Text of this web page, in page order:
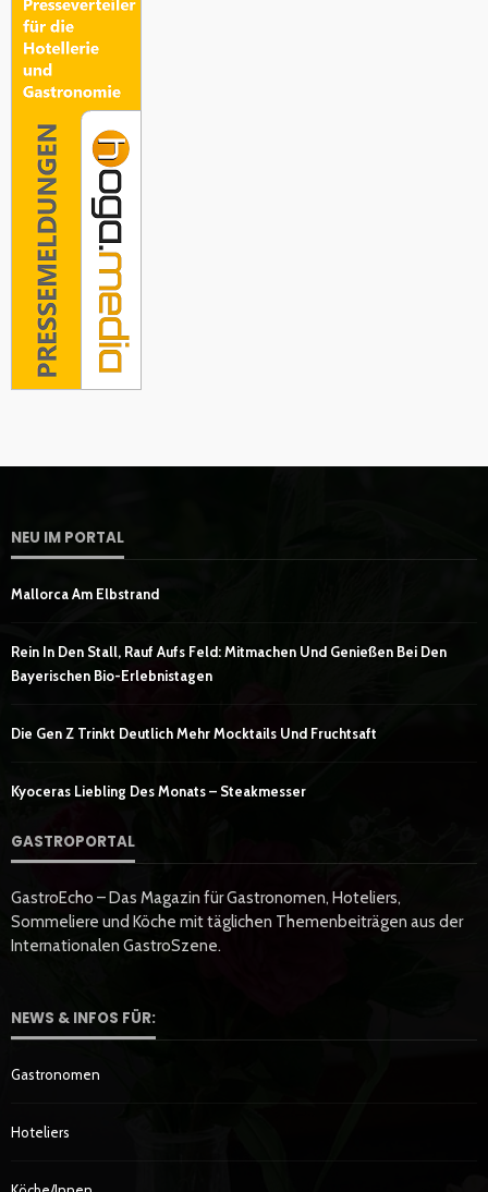
NEU IM PORTAL
Mallorca Am Elbstrand
Rein In Den Stall, Rauf Aufs Feld: Mitmachen Und Genießen Bei Den
Bayerischen Bio-Erlebnistagen
Die Gen Z Trinkt Deutlich Mehr Mocktails Und Fruchtsaft
Kyoceras Liebling Des Monats – Steakmesser
GASTROPORTAL
GastroEcho – Das Magazin für Gastronomen, Hoteliers,
Sommeliere und Köche mit täglichen Themenbeiträgen aus der
Internationalen GastroSzene.
NEWS & INFOS FÜR:
Gastronomen
Hoteliers